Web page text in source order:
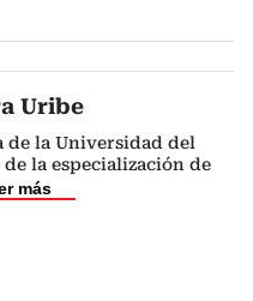
Uribe
de la Universidad del
la especialización de
más